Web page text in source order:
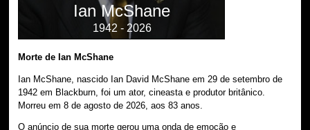
Ian McShane
1942 - 2026
Morte de Ian McShane
Ian McShane, nascido Ian David McShane em 29 de setembro de
1942 em Blackburn, foi um ator, cineasta e produtor britânico.
Morreu em 8 de agosto de 2026, aos 83 anos.
O anúncio de sua morte gerou uma onda de emoção e